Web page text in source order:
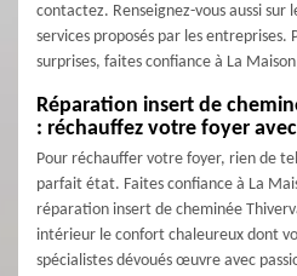
contactez. Renseignez-vous aussi sur
services proposés par les entreprises.
surprises, faites confiance à La Maison
Réparation insert de
: réchauffez votre foyer avec
Pour réchauffer votre foyer, rien de
parfait état. Faites confiance à La
réparation insert de cheminée
intérieur le confort chaleureux dont
spécialistes dévoués œuvre avec